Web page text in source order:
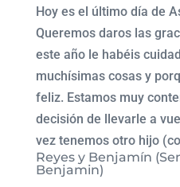
Hoy es el último día de
Queremos daros las
este año le habéis
muchísimas cosas y
feliz. Estamos muy
decisión de llevarle a
vez tenemos otro hijo
Reyes y Benjamín
Benjamin)